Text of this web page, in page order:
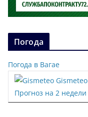
Погода
Погода в Вагае
Gismeteo
Прогноз на 2 недели